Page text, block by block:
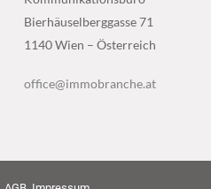
Bierhäuselberggasse 71
1140 Wien – Österreich
office@immobranche.at